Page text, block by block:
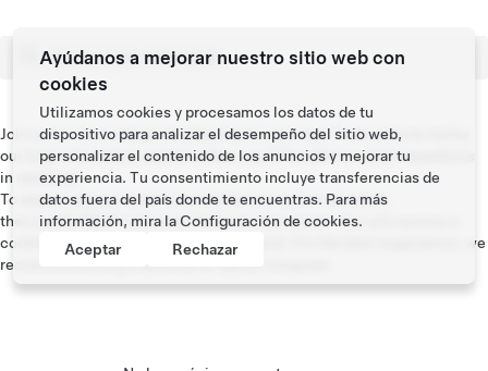
Join us for a live online introduction to your new Tesla vehicle led by
our team of product experts where you’ll be able to submit questions
in real time.
To attend, please select your preferred session and date,
then kindly RSVP with your Tesla account email. You will receive a
confirmation email with the link to attend. For the best experience, we
recommend using a desktop or laptop computer.
Ayúdanos a mejorar nuestro sitio web con
cookies
Utilizamos cookies y procesamos los datos de tu
dispositivo para analizar el desempeño del sitio web,
personalizar el contenido de los anuncios y mejorar tu
experiencia. Tu consentimiento incluye transferencias de
datos fuera del país donde te encuentras. Para más
información, mira la Configuración de cookies.
Aceptar
Rechazar